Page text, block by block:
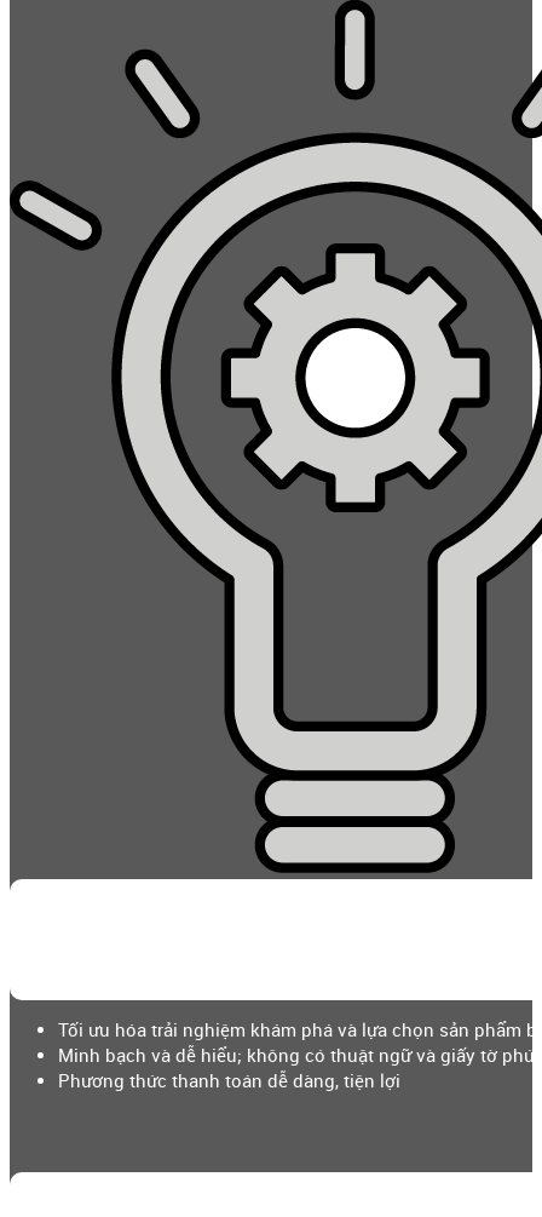
Tối ưu hóa trải nghiệm khám phá và lựa chọn sản phẩm
Minh bạch và dễ hiểu; không có thuật ngữ và giấy tờ
Phương thức thanh toán dễ dàng, tiện lợi